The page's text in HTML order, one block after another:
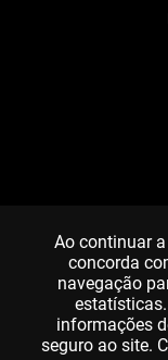
Ao continuar
concorda
navegação
informações
seguro ao site.